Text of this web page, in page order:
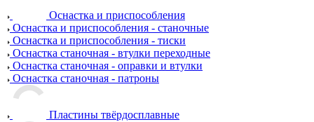
Оснастка и приспособления
Оснастка и приспособления - станочные
Оснастка и приспособления - тиски
Оснастка станочная - втулки переходные
Оснастка станочная - оправки и втулки
Оснастка станочная - патроны
Пластины твёрдосплавные